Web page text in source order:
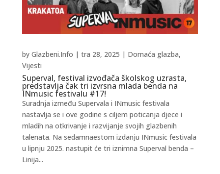
Superval, festival izvođača školskog uzrasta,
predstavlja čak tri izvrsna mlada benda na
INmusic festivalu #17!
by Glazbeni.Info | tra 28, 2025 | Domaća glazba,
Vijesti
Suradnja između Supervala i INmusic festivala
nastavlja se i ove godine s ciljem poticanja djece i
mladih na otkrivanje i razvijanje svojih glazbenih
talenata. Na sedamnaestom izdanju INmusic festivala
u lipnju 2025. nastupit će tri iznimna Superval benda –
Linija...